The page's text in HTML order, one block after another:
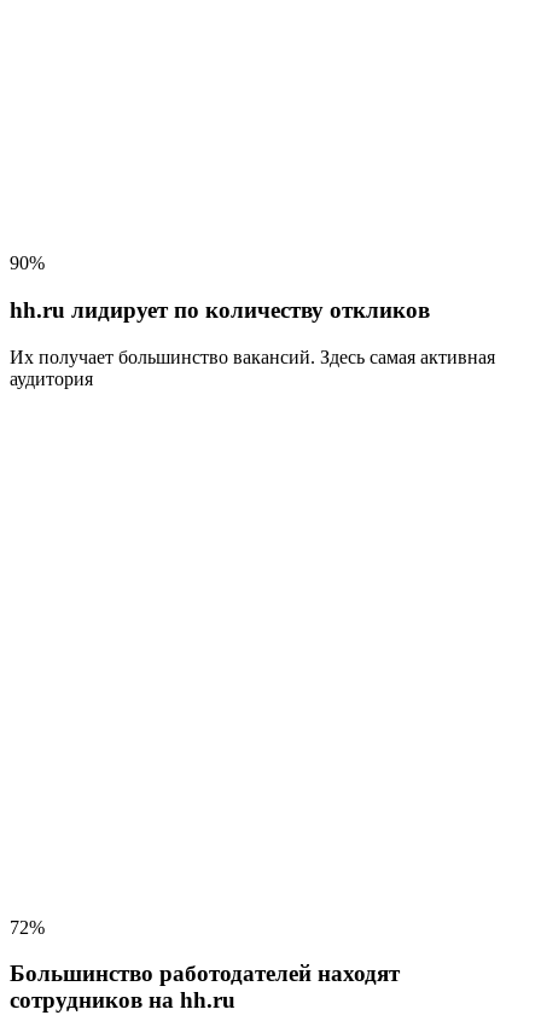
90%
hh.ru лидирует по количеству откликов
Их получает большинство вакансий. Здесь самая активная
аудитория
72%
Большинство работодателей находят
сотрудников на hh.ru